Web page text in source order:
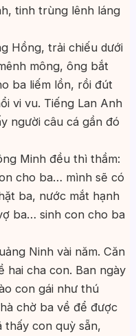
tinh trùng lênh láng
Hồng, trải chiếu dưới
mông, ông bắt
ba liếm lồn, rồi đút
vi vu. Tiếng Lan Anh
người câu cá gần đó
Minh đều thì thầm:
cho ba… mình sẽ có
ba, nước mắt hạnh
ba… sinh con cho ba
Ninh vài năm. Căn
hai cha con. Ban ngày
con gái như thú
chờ ba về để được
thấy con quỳ sẵn,